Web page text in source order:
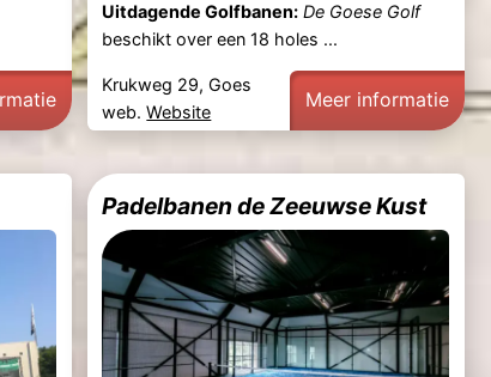
Uitdagende Golfbanen: De Goese Golf
beschikt over een 18 holes ...
Krukweg 29, Goes
web.Website Meer informatie
Padelbanen de Zeeuwse Kust